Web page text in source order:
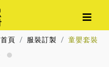
首頁 服裝訂製 童嬰套裝